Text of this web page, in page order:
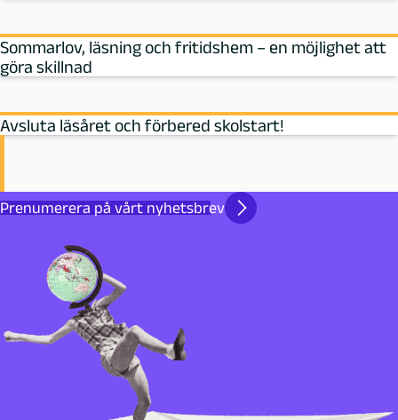
Sommarlov, läsning och fritidshem – en möjlighet att
göra skillnad
Avsluta läsåret och förbered skolstart!
Prenumerera på vårt nyhetsbrev